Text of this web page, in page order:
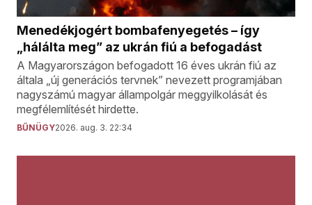
Menedékjogért bombafenyegetés – így
„hálálta meg” az ukrán fiú a befogadást
A Magyarországon befogadott 16 éves ukrán fiú az
általa „új generációs tervnek” nevezett programjában
nagyszámú magyar állampolgár meggyilkolását és
megfélemlítését hirdette.
BŰNÜGY2026. aug. 3. 22:34